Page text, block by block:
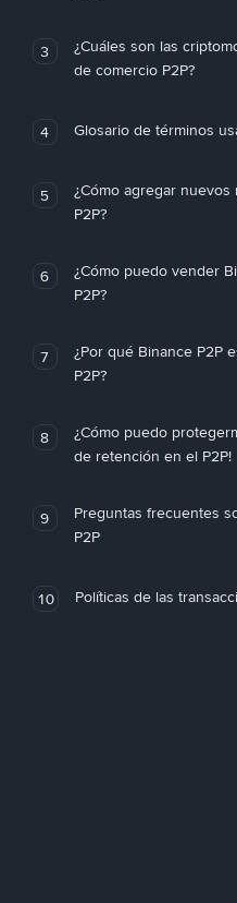
3
¿Cuáles son las
de comercio P2P?
4 Glosario de términos
5
¿Cómo agregar
P2P?
6
¿Cómo puedo vender
P2P?
7
¿Por qué Binance P2P
P2P?
8
¿Cómo puedo
de retención en el P2P!
9
Preguntas frecuentes
P2P
10 Políticas de las